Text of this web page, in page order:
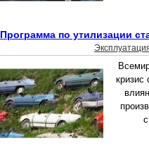
Программа по утилизации
кризис